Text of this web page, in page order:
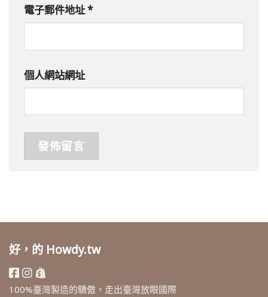
電子郵件地址*
個人網站網址
好，的 Howdy.tw
100%臺灣製造的驕傲，走出臺灣放眼國際